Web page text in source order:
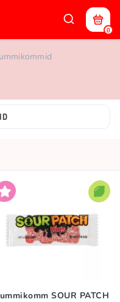
0
SOUR PATCH